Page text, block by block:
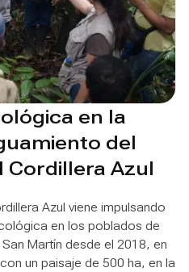
en la
del
Cordillera Azul
Azul viene impulsando
en los poblados de
Martín desde el 2018, en
un paisaje de 500 ha, en la